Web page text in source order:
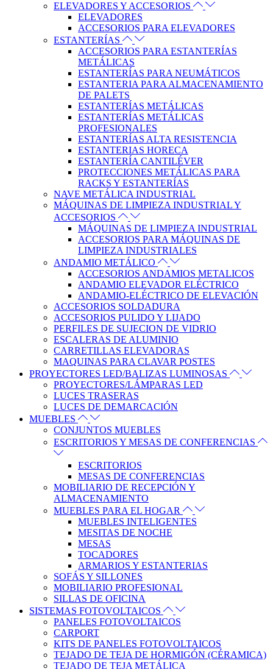
ELEVADORES Y ACCESORIOS
ELEVADORES
ACCESORIOS PARA ELEVADORES
ESTANTERÍAS
ACCESORIOS PARA ESTANTERÍAS
METÁLICAS
ESTANTERÍAS PARA NEUMÁTICOS
ESTANTERIA PARA ALMACENAMIENTO
DE PALETS
ESTANTERÍAS METÁLICAS
ESTANTERÍAS METÁLICAS
PROFESIONALES
ESTANTERÍAS ALTA RESISTENCIA
ESTANTERIAS HORECA
ESTANTERÍA CANTILÉVER
PROTECCIONES METÁLICAS PARA
RACKS Y ESTANTERÍAS
NAVE METÁLICA INDUSTRIAL
MÁQUINAS DE LIMPIEZA INDUSTRIAL Y
ACCESORIOS
MÁQUINAS DE LIMPIEZA INDUSTRIAL
ACCESORIOS PARA MÁQUINAS DE
LIMPIEZA INDUSTRIALES
ANDAMIO METÁLICO
ACCESORIOS ANDAMIOS METALICOS
ANDAMIO ELEVADOR ELÉCTRICO
ANDAMIO-ELÉCTRICO DE ELEVACIÓN
ACCESORIOS SOLDADURA
ACCESORIOS PULIDO Y LIJADO
PERFILES DE SUJECION DE VIDRIO
ESCALERAS DE ALUMINIO
CARRETILLAS ELEVADORAS
MAQUINAS PARA CLAVAR POSTES
PROYECTORES LED/BALIZAS LUMINOSAS
PROYECTORES/LÁMPARAS LED
LUCES TRASERAS
LUCES DE DEMARCACIÓN
MUEBLES
CONJUNTOS MUEBLES
ESCRITORIOS Y MESAS DE CONFERENCIAS
ESCRITORIOS
MESAS DE CONFERENCIAS
MOBILIARIO DE RECEPCIÓN Y
ALMACENAMIENTO
MUEBLES PARA EL HOGAR
MUEBLES INTELIGENTES
MESITAS DE NOCHE
MESAS
TOCADORES
ARMARIOS Y ESTANTERIAS
SOFÁS Y SILLONES
MOBILIARIO PROFESIONAL
SILLAS DE OFICINA
SISTEMAS FOTOVOLTAICOS
PANELES FOTOVOLTAICOS
CARPORT
KITS DE PANELES FOTOVOLTAICOS
TEJADO DE TEJA DE HORMIGÓN (CÉRAMICA)
TEJADO DE TEJA METÁLICA